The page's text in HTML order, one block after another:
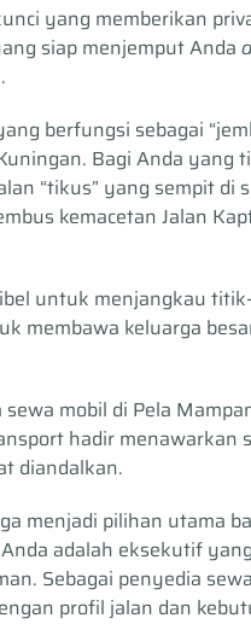
yang memberikan
siap menjemput Anda
berfungsi sebagai
Bagi Anda yang
“tikus” yang sempit di
kemacetan Jalan
untuk menjangkau
membawa keluarga
mobil di Pela
hadir menawarkan
diandalkan.
menjadi pilihan utama
adalah eksekutif
Sebagai penyedia
profil jalan dan